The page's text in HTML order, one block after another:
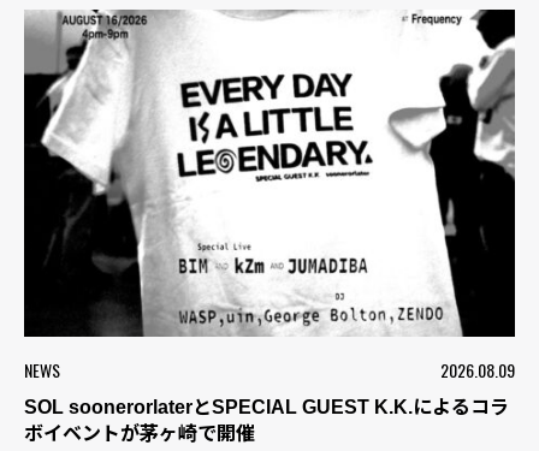
NEWS 2026.08.09
SOL soonerorlaterとSPECIAL GUEST K.K.によるコラ
ボイベントが茅ヶ崎で開催